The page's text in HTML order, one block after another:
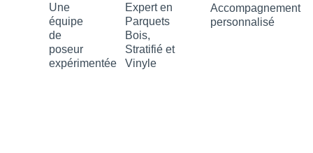
Une
équipe
de
poseur
expérimentée
Expert en
Parquets
Bois,
Stratifié et
Vinyle
Accompagnement
personnalisé